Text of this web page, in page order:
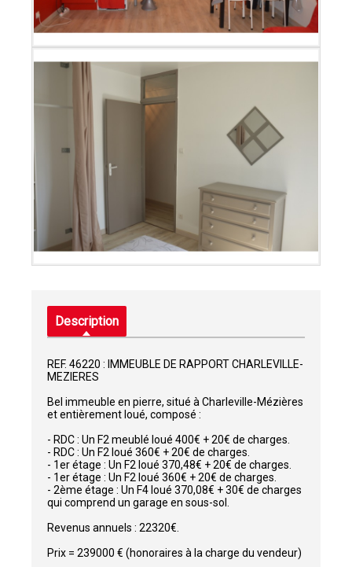
Description
REF. 46220 : IMMEUBLE DE RAPPORT CHARLEVILLE-
MEZIERES
Bel immeuble en pierre, situé à Charleville-Mézières
et entièrement loué, composé :
- RDC : Un F2 meublé loué 400€ + 20€ de charges.
- RDC : Un F2 loué 360€ + 20€ de charges.
- 1er étage : Un F2 loué 370,48€ + 20€ de charges.
- 1er étage : Un F2 loué 360€ + 20€ de charges.
- 2ème étage : Un F4 loué 370,08€ + 30€ de charges
qui comprend un garage en sous-sol.
Revenus annuels : 22320€.
Prix = 239000 € (honoraires à la charge du vendeur)